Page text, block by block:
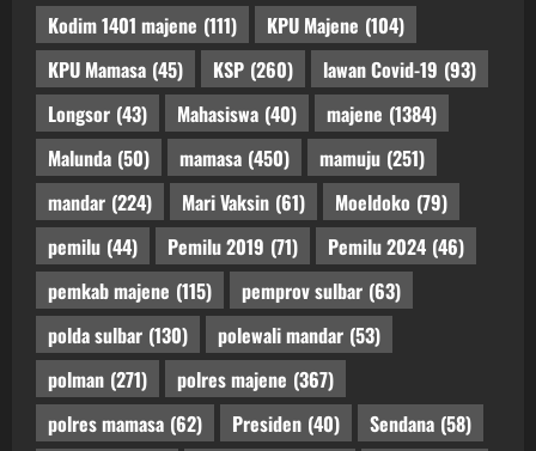
Kodim 1401 majene (111) KPU Majene (104)
KPU Mamasa (45) KSP (260) lawan Covid-19 (93)
Longsor (43) Mahasiswa (40) majene (1384)
Malunda (50) mamasa (450) mamuju (251)
mandar (224) Mari Vaksin (61) Moeldoko (79)
pemilu (44) Pemilu 2019 (71) Pemilu 2024 (46)
pemkab majene (115) pemprov sulbar (63)
polda sulbar (130) polewali mandar (53)
polman (271) polres majene (367)
polres mamasa (62) Presiden (40) Sendana (58)